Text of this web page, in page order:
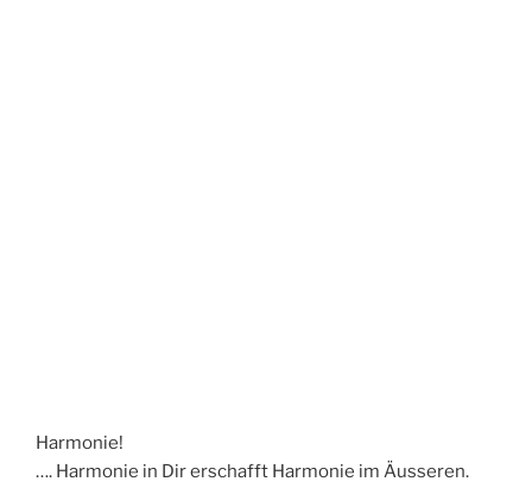
Harmonie!
…. Harmonie in Dir erschafft Harmonie im Äusseren.